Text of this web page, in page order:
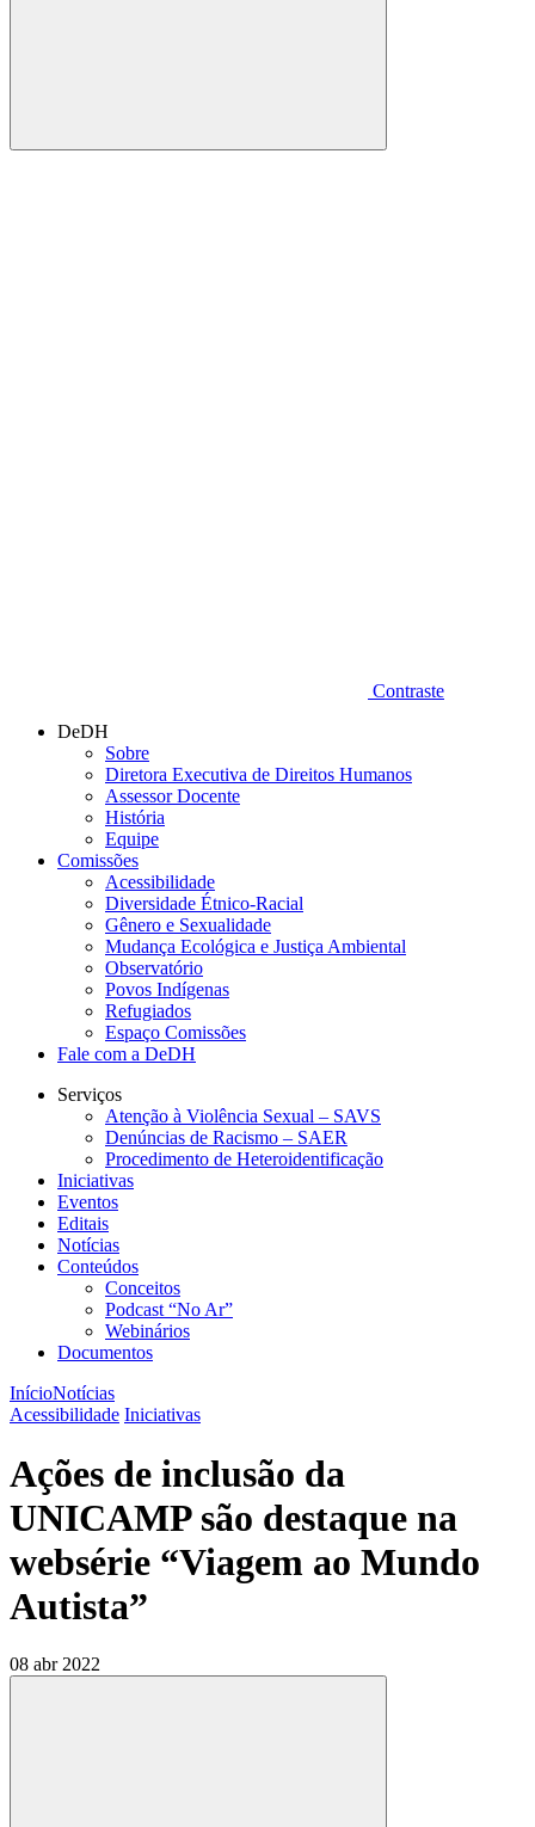
Buscar
Contraste
DeDH
Sobre
Diretora Executiva de Direitos Humanos
Assessor Docente
História
Equipe
Comissões
Acessibilidade
Diversidade Étnico-Racial
Gênero e Sexualidade
Mudança Ecológica e Justiça Ambiental
Observatório
Povos Indígenas
Refugiados
Espaço Comissões
Fale com a DeDH
Serviços
Atenção à Violência Sexual – SAVS
Denúncias de Racismo – SAER
Procedimento de Heteroidentificação
Iniciativas
Eventos
Editais
Notícias
Conteúdos
Conceitos
Podcast “No Ar”
Webinários
Documentos
InícioNotícias
Acessibilidade Iniciativas
Ações de inclusão da
UNICAMP são destaque na
websérie “Viagem ao Mundo
Autista”
08 abr 2022